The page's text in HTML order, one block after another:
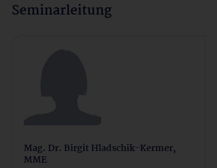
Seminarleitung
Mag. Dr. Birgit Hladschik-Kermer,
MME